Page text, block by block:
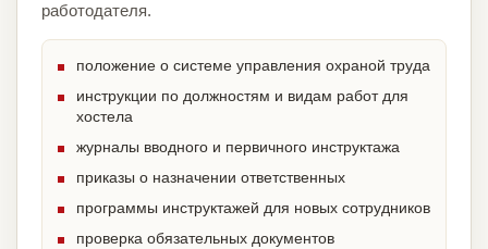
работодателя.
положение о системе управления охраной труда
инструкции по должностям и видам работ для
хостела
журналы вводного и первичного инструктажа
приказы о назначении ответственных
программы инструктажей для новых сотрудников
проверка обязательных документов